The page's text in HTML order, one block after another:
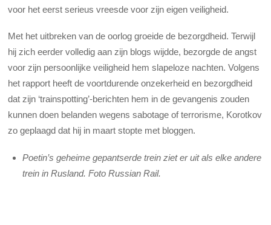
voor het eerst serieus vreesde voor zijn eigen veiligheid.
Met het uitbreken van de oorlog groeide de bezorgdheid. Terwijl
hij zich eerder volledig aan zijn blogs wijdde, bezorgde de angst
voor zijn persoonlijke veiligheid hem slapeloze nachten. Volgens
het rapport heeft de voortdurende onzekerheid en bezorgdheid
dat zijn ‘trainspotting’-berichten hem in de gevangenis zouden
kunnen doen belanden wegens sabotage of terrorisme, Korotkov
zo geplaagd dat hij in maart stopte met bloggen.
Poetin’s geheime gepantserde trein ziet er uit als elke andere
trein in Rusland. Foto Russian Rail.